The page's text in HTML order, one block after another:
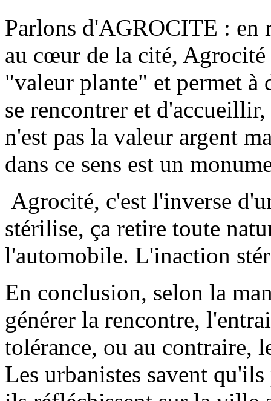
Parlons d'AGROCITE : en
au cœur de la cité,
"valeur plante" et permet à
se rencontrer et
n'est pas la valeur argent
dans ce sens est un
Agrocité, c'est l'inverse
stérilise, ça retire toute
l'automobile. L'inaction
En conclusion, selon la
générer la rencontre,
tolérance, ou au contraire,
Les urbanistes savent